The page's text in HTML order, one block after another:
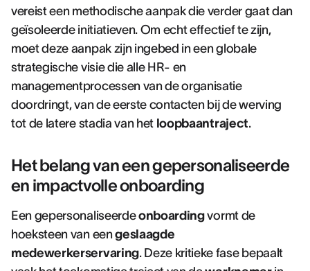
vereist een methodische aanpak die verder gaat dan
geïsoleerde initiatieven. Om echt effectief te zijn,
moet deze aanpak zijn ingebed in een globale
strategische visie die alle HR- en
managementprocessen van de organisatie
doordringt, van de eerste contacten bij de werving
tot de latere stadia van het loopbaantraject.
Het belang van een gepersonaliseerde
en impactvolle onboarding
Een gepersonaliseerdeonboardingvormt de
hoeksteen van eengeslaagde
medewerkerservaring. Deze kritieke fase bepaalt